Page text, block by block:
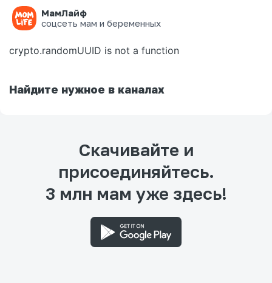
МамЛайф
соцсеть мам и беременных
Ошибка на странице
crypto.randomUUID is not a function
Найдите нужное в каналах
Скачивайте и
присоединяйтесь.
3 млн мам уже здесь!